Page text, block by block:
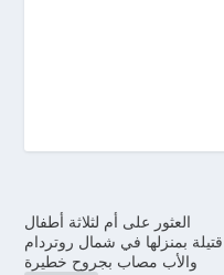
العثور على أم لثلاثة أطفال
قتيلة بمنزلها في شمال روتردام
والأب مصاب بجروح خطيرة